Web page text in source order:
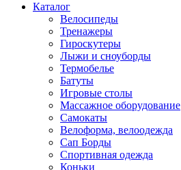
Каталог
Велосипеды
Тренажеры
Гироскутеры
Лыжи и сноуборды
Термобелье
Батуты
Игровые столы
Массажное оборудование
Самокаты
Велоформа, велоодежда
Сап Борды
Спортивная одежда
Коньки